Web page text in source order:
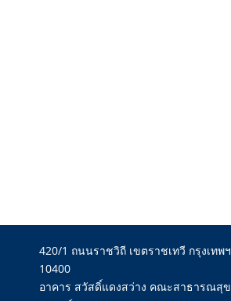
​​420/1 ถนนราชวิถี เขตราชเทวี กรุงเทพฯ
10400
อาคาร สวัสดิ์แดงสว่าง คณะสาธารณสุข